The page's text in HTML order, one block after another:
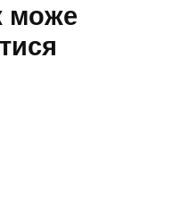
може